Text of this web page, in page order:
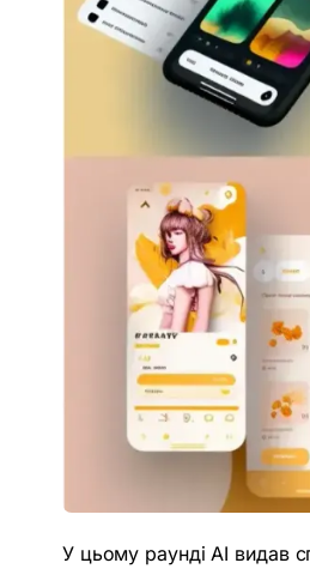
У цьому раунді AI видав